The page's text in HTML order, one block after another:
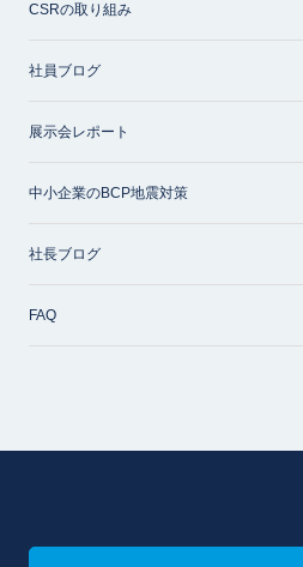
CSRの取り組み
社員ブログ
展示会レポート
中小企業のBCP地震対策
社長ブログ
FAQ